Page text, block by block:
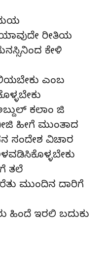
ರೀತಿಯ
ಕೇಳಿ
ಎಂಬ
ಕಲಾಂ ಜಿ
ಹೀಗೆ ಮುಂತಾದ
ಸಂದೇಶ ವಿಚಾರ
ತಲೆ
ಮುಂದಿನ ದಾರಿಗೆ
ಹಿಂದೆ ಇರಲಿ ಬದುಕು